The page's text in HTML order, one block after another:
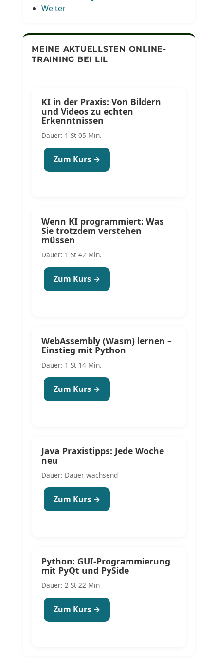
Weiter
MEINE AKTUELLSTEN ONLINE-
TRAINING BEI LIL
KI in der Praxis: Von Bildern
und Videos zu echten
Erkenntnissen
Dauer: 1 St 05 Min.
Zum Kurs →
Wenn KI programmiert: Was
Sie trotzdem verstehen
müssen
Dauer: 1 St 42 Min.
Zum Kurs →
WebAssembly (Wasm) lernen –
Einstieg mit Python
Dauer: 1 St 14 Min.
Zum Kurs →
Java Praxistipps: Jede Woche
neu
Dauer: Dauer wachsend
Zum Kurs →
Python: GUI-Programmierung
mit PyQt und PySide
Dauer: 2 St 22 Min
Zum Kurs →